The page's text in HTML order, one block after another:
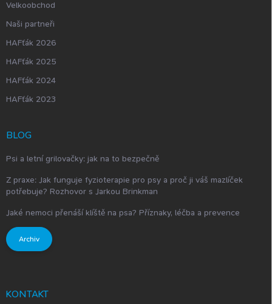
Velkoobchod
Naši partneři
HAFťák 2026
HAFťák 2025
HAFťák 2024
HAFťák 2023
BLOG
Psi a letní grilovačky: jak na to bezpečně
Z praxe: Jak funguje fyzioterapie pro psy a proč ji váš mazlíček
potřebuje? Rozhovor s Jarkou Brinkman
Jaké nemoci přenáší klíště na psa? Příznaky, léčba a prevence
Archiv
KONTAKT